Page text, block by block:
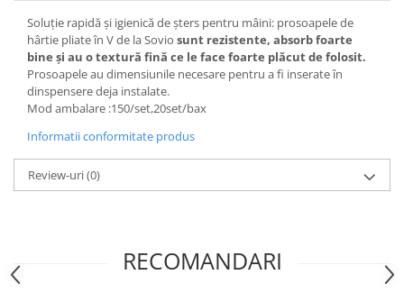
Instrumente de scris
Corectoare
Creioane grafit
Creioane mecanice
Linere
Markere pentru tabla
Textmarkere
Soluție rapidă și igienică de șters pentru mâini: prosoapele de
hârtie pliate în V de la Sovio sunt rezistente, absorb foarte
bine și au o textură fină ce le face foarte plăcut de folosit.
Prosoapele au dimensiunile necesare pentru a fi inserate în
dinspensere deja instalate.
Mod ambalare :150/set,20set/bax
Informatii conformitate produs
Review-uri(0)
RECOMANDARI